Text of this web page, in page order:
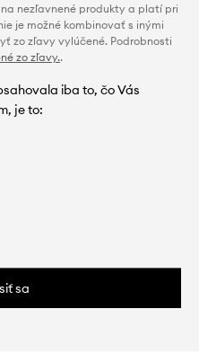
nezľavnené produkty a platí pri
je možné kombinovať s inými
zo zľavy vylúčené. Podrobnosti
zo zľavy..
iba to, čo Vás
je to:
sa